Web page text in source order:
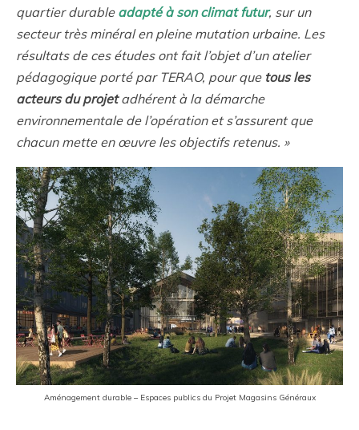
quartier durable adapté à son climat futur, sur un
secteur très minéral en pleine mutation urbaine. Les
résultats de ces études ont fait l’objet d’un atelier
pédagogique porté par TERAO, pour que tous les
acteurs du projetadhérent à la démarche
environnementale de l’opération et s’assurent que
chacun mette en œuvre les objectifs retenus. »
Aménagement durable – Espaces publics du Projet Magasins Généraux